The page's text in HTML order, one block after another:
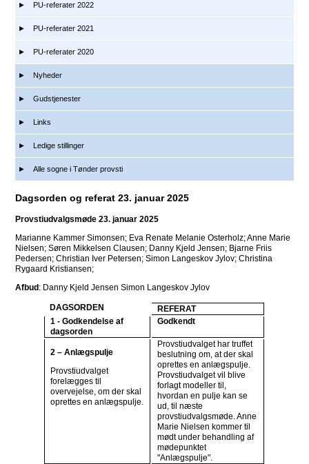
PU-referater 2022
PU-referater 2021
PU-referater 2020
Nyheder
Gudstjenester
Links
Ledige stillinger
Alle sogne i Tønder provsti
Dagsorden og referat 23. januar 2025
Provstiudvalgsmøde 23. januar 2025
Marianne Kammer Simonsen; Eva Renate Melanie Osterholz; Anne Marie
Nielsen; Søren Mikkelsen Clausen; Danny Kjeld Jensen; Bjarne Friis
Pedersen; Christian Iver Petersen; Simon Langeskov Jylov; Christina
Rygaard Kristiansen;
Afbud : Danny Kjeld Jensen Simon Langeskov Jylov
DAGSORDEN
REFERAT
1 - Godkendelse af
dagsorden
Godkendt
2 – Anlægspulje
Provstiudvalget
forelægges til
overvejelse, om der skal
oprettes en anlægspulje.
Provstiudvalget har truffet
beslutning om, at der skal
oprettes en anlægspulje.
Provstiudvalget vil blive
forlagt modeller til,
hvordan en pulje kan se
ud, til næste
provstiudvalgsmøde. Anne
Marie Nielsen kommer til
mødt under behandling af
mødepunktet
"Anlægspulje".